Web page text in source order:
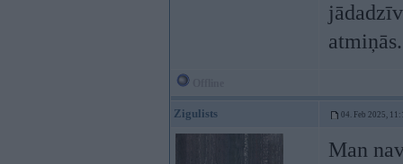
Zigulists 04. Feb 2025,
Man